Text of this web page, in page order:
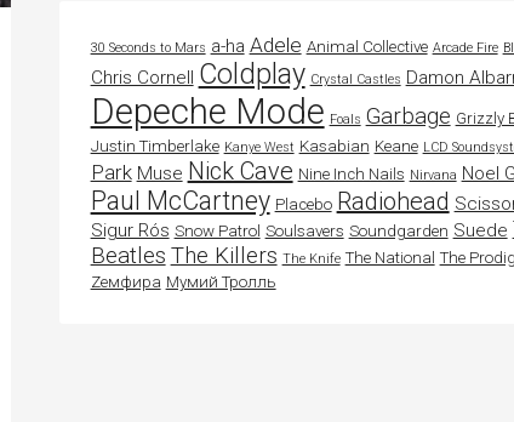
30 Seconds to Mars a-ha Adele Animal Collective Arcade Fire
Chris Cornell Coldplay Crystal Castles Damon
Depeche Mode Foals Garbage Grizzly
Justin Timberlake Kanye West Kasabian Keane LCD
Park Muse Nick Cave Nine Inch Nails Nirvana Noel
Paul McCartney Placebo Radiohead
Sigur Rós Snow Patrol Soulsavers Soundgarden Suede
Beatles The Killers The Knife The National The
Zемфира Мумий Тролль